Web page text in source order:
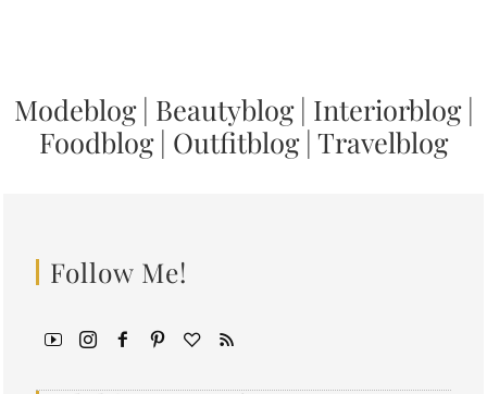
Modeblog| Beautyblog| Interiorblog|
Foodblog| Outfitblog| Travelblog
Follow Me!